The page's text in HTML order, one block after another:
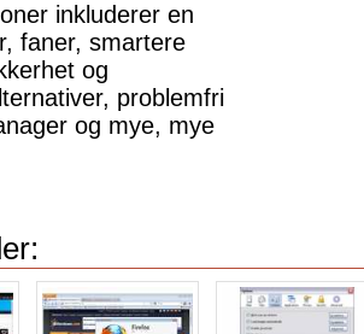
inkluderer en
faner, smartere
og
problemfri
og mye, mye